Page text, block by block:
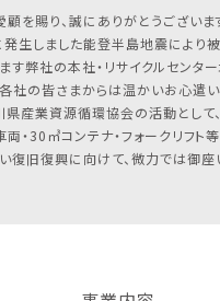
を賜り、誠にありがとうございま
発生しました能登半島地震により
す弊社の本社・リサイクルセンタ
各社の皆さまからは温かいお心遣
県産業資源循環協会の活動とし
・30㎥コンテナ・フォークリフト
復旧復興に向けて、微力では御座